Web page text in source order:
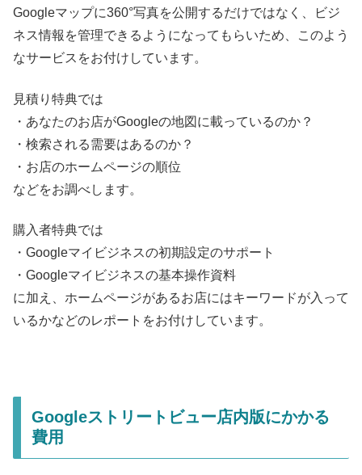
Googleマップに360°写真を公開するだけではなく、ビジ
ネス情報を管理できるようになってもらいため、このよう
なサービスをお付けしています。
見積り特典では
・あなたのお店がGoogleの地図に載っているのか？
・検索される需要はあるのか？
・お店のホームページの順位
などをお調べします。
購入者特典では
・Googleマイビジネスの初期設定のサポート
・Googleマイビジネスの基本操作資料
に加え、ホームページがあるお店にはキーワードが入って
いるかなどのレポートをお付けしています。
Googleストリートビュー店内版にかかる
費用